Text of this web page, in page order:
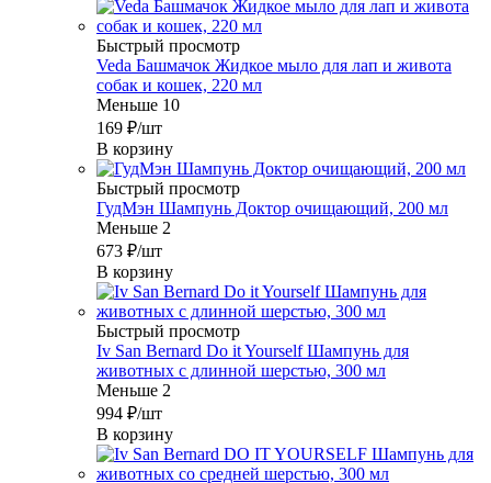
Быстрый просмотр
Veda Башмачок Жидкое мыло для лап и живота
собак и кошек, 220 мл
Меньше 10
169 ₽/шт
В корзину
Быстрый просмотр
ГудМэн Шампунь Доктор очищающий, 200 мл
Меньше 2
673 ₽/шт
В корзину
Быстрый просмотр
Iv San Bernard Do it Yourself Шампунь для
животных с длинной шерстью, 300 мл
Меньше 2
994 ₽/шт
В корзину